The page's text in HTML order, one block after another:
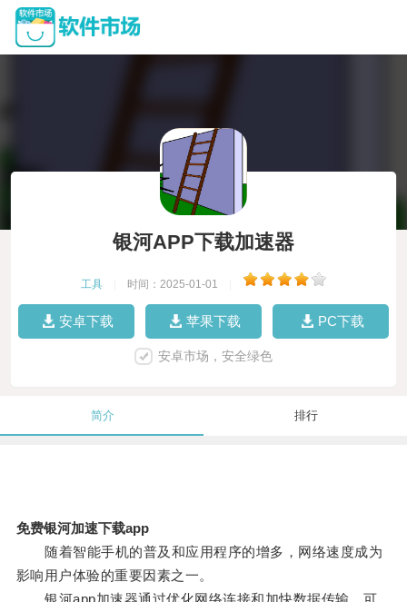
银河APP下载加速器
工具 时间：2025-01-01
安卓下载 苹果下载 PC下载
安卓市场，安全绿色
简介 排行
免费银河加速下载app
随着智能手机的普及和应用程序的增多，网络速度成为
影响用户体验的重要因素之一。